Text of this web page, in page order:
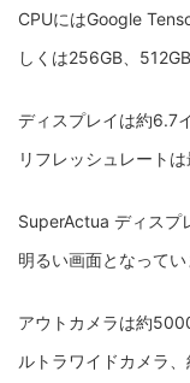
CPUにはGoogle
しくは256GB、
ディスプレイは約6.7
リフレッシュレート
SuperActua ディスプ
明るい画面となってい
アウトカメラは約
ルトラワイドカメラ